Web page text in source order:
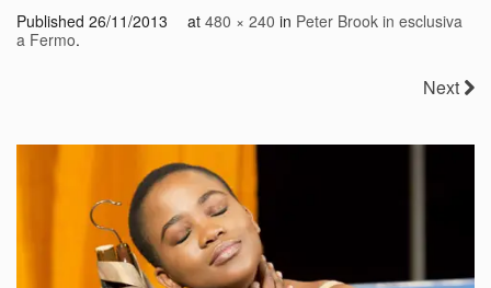
Published 26/11/2013 at 480 × 240 in Peter Brook in esclusiva
a Fermo.
Next